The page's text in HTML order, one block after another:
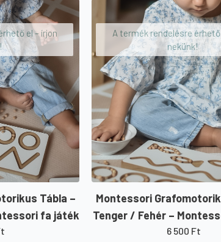
el – írjon
Tábla –
fa játék
A termék rendelésre érhető
nekünk!
Montessori
Tenger / Fehér –
6 500 Ft